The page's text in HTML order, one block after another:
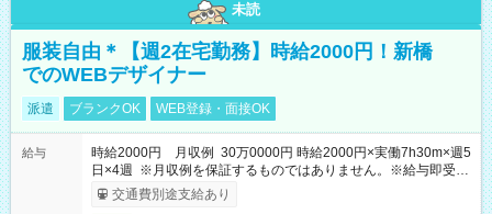
未読
服装自由＊【週2在宅勤務】時給2000円！新橋
でのWEBデザイナー
派遣 ブランクOK WEB登録・面接OK
給与
時給2000円 月収例 30万0000円 時給2000円×実働7h30m×週5
日×4週 ※月収例を保証するものではありません。※給与即受取
りサービス利用可（利用条件有）
交通費別途支給あり